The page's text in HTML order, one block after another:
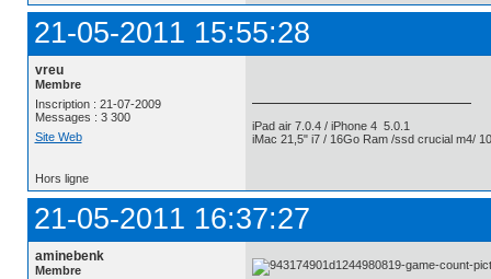
21-05-2011 15:55:28
vreu
Membre
Inscription : 21-07-2009
Messages : 3 300
Site Web
iPad air 7.0.4 / iPhone 4 5.0.1
iMac 21,5" i7 / 16Go Ram /ssd crucial m4/
Hors ligne
21-05-2011 16:37:27
aminebenk
Membre